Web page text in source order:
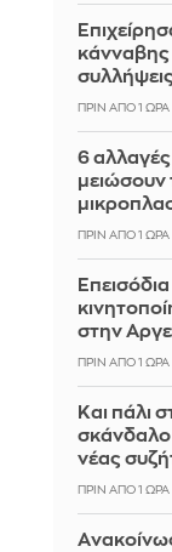
κάνναβης
συλλήψεις
ΠΡΙΝ ΑΠΌ 1 ΏΡΑ
6
μειώσουν
ΠΡΙΝ ΑΠΌ 1 ΏΡΑ
στην
ΠΡΙΝ ΑΠΌ 1 ΏΡΑ
Και πάλι
σκάνδαλο
νέας
ΠΡΙΝ ΑΠΌ 1 ΏΡΑ